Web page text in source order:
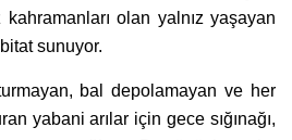
olan yalnız yaşayan
sunuyor.
bal depolamayan ve her
yabani arılar için gece sığınağı,